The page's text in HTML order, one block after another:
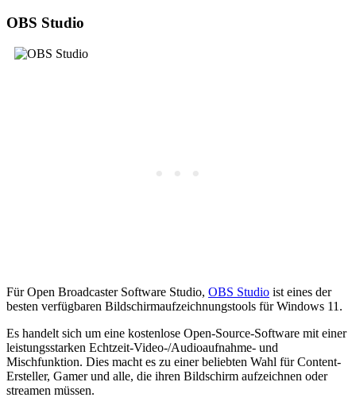
OBS Studio
Für Open Broadcaster Software Studio, OBS Studio ist eines der
besten verfügbaren Bildschirmaufzeichnungstools für Windows 11.
Es handelt sich um eine kostenlose Open-Source-Software mit einer
leistungsstarken Echtzeit-Video-/Audioaufnahme- und
Mischfunktion. Dies macht es zu einer beliebten Wahl für Content-
Ersteller, Gamer und alle, die ihren Bildschirm aufzeichnen oder
streamen müssen.